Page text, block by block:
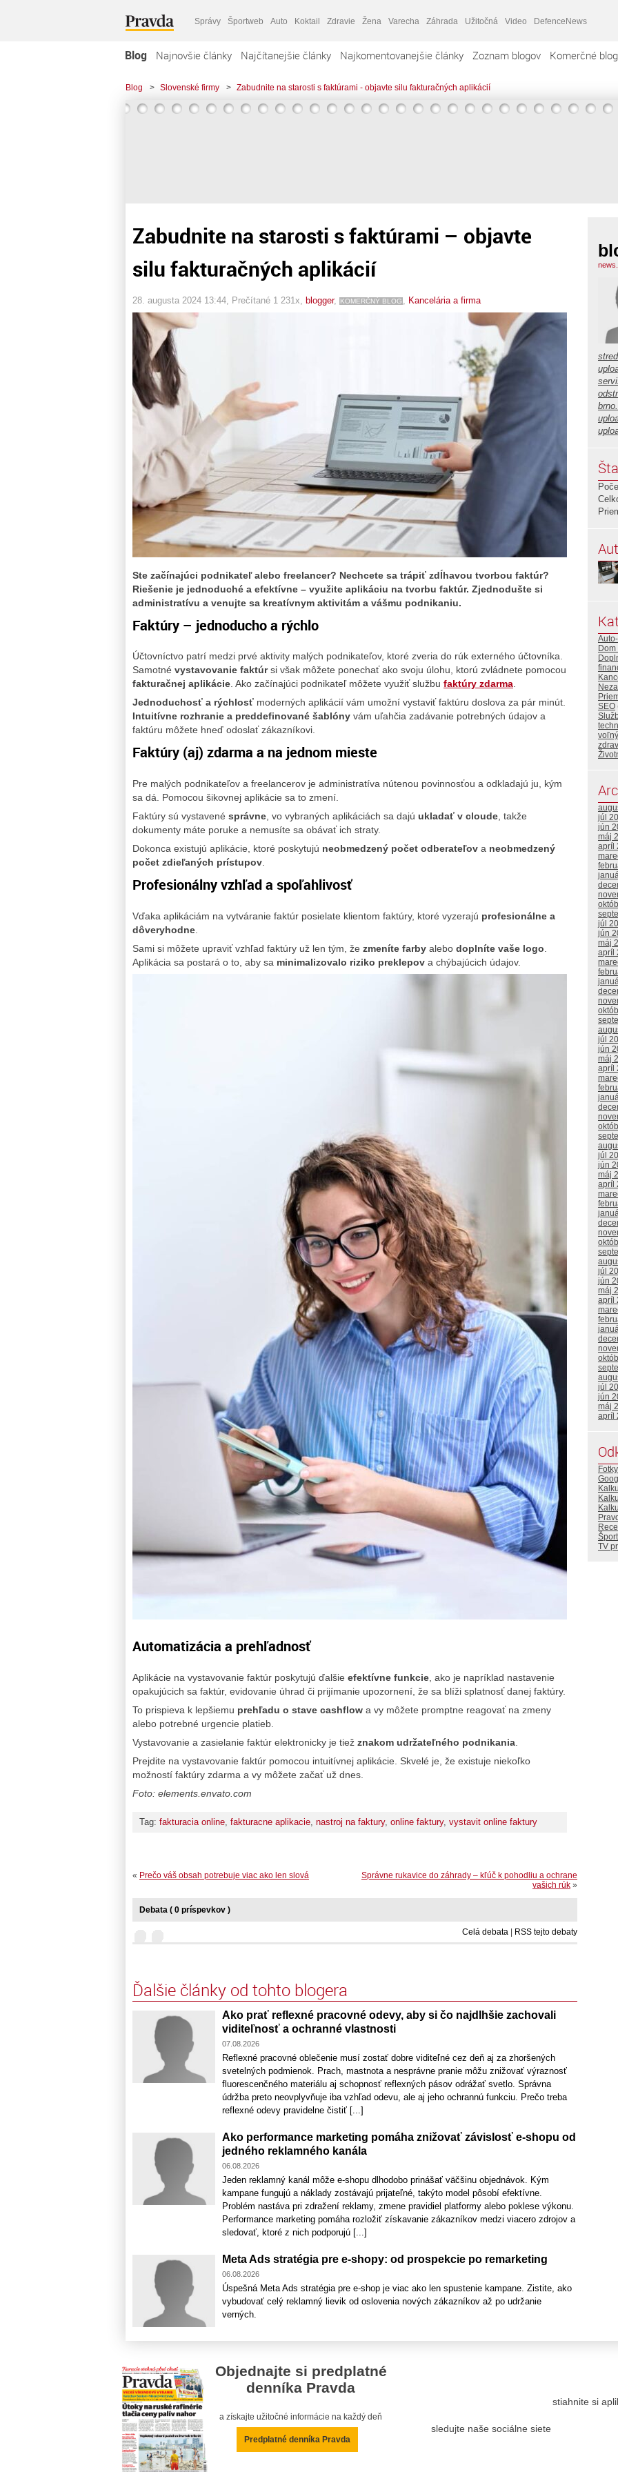
Správy Športweb Auto Koktail Zdravie Žena Varecha Záhrada Užitočná Video DefenceNews
Blog Najnovšie články Najčítanejšie články Najkomentovanejšie články Zoznam blogov Komerčné
Blog > Slovenské firmy > Zabudnite na starosti s faktúrami - objavte silu fakturačných aplikácií
Zabudnite na starosti s faktúrami – objavte
silu fakturačných aplikácií
28. augusta 2024 13:44 , Prečítané 1 231x, blogger, KOMERČNÝ BLOG Kancelária a firma
Ste začínajúci podnikateľ alebo freelancer? Nechcete sa trápiť zdĺhavou tvorbou faktúr?
Riešenie je jednoduché a efektívne – využite aplikáciu na tvorbu faktúr. Zjednodušte si
administratívu a venujte sa kreatívnym aktivitám a vášmu podnikaniu.
Faktúry – jednoducho a rýchlo
Účtovníctvo patrí medzi prvé aktivity malých podnikateľov, ktoré zveria do rúk externého účtovníka.
Samotné vystavovanie faktúrsi však môžete ponechať ako svoju úlohu, ktorú zvládnete pomocou
fakturačnej aplikácie . Ako začínajúci podnikateľ môžete využiť službu faktúry zdarma
Jednoduchosť a rýchlosť moderných aplikácií vám umožní vystaviť faktúru doslova za pár minút.
Intuitívne rozhranie a preddefinované šablóny vám uľahčia zadávanie potrebných údajov a
faktúru môžete hneď odoslať zákazníkovi.
Faktúry (aj) zdarma a na jednom mieste
Pre malých podnikateľov a freelancerov je administratíva nútenou povinnosťou a odkladajú ju, kým
sa dá. Pomocou šikovnej aplikácie sa to zmení.
Faktúry sú vystavené správne , vo vybraných aplikáciách sa dajú ukladať v cloude , takže
dokumenty máte poruke a nemusíte sa obávať ich straty.
Dokonca existujú aplikácie, ktoré poskytujú neobmedzený počet odberateľov a neobmedzený
počet zdieľaných prístupov.
Profesionálny vzhľad a spoľahlivosť
Vďaka aplikáciám na vytváranie faktúr posielate klientom faktúry, ktoré vyzerajú profesionálne a
dôveryhodne
Sami si môžete upraviť vzhľad faktúry už len tým, že zmeníte farby alebo doplníte vaše logo
Aplikácia sa postará o to, aby sa minimalizovalo riziko preklepov a chýbajúcich údajov.
Automatizácia a prehľadnosť
Aplikácie na vystavovanie faktúr poskytujú ďalšie efektívne funkcie , ako je napríklad nastavenie
opakujúcich sa faktúr, evidovanie úhrad či prijímanie upozornení, že sa blíži splatnosť danej faktúry.
To prispieva k lepšiemu prehľadu o stave cashflow a vy môžete promptne reagovať na zmeny
alebo potrebné urgencie platieb.
Vystavovanie a zasielanie faktúr elektronicky je tiež znakom udržateľného podnikania
Prejdite na vystavovanie faktúr pomocou intuitívnej aplikácie. Skvelé je, že existuje niekoľko
možností faktúry zdarma a vy môžete začať už dnes.
Foto: elements.envato.com
Tag: fakturacia online, fakturacne aplikacie, nastroj na faktury, online faktury, vystavit online faktury
Správne rukavice do záhrady – kľúč k pohodliu a ochrane
vašich rúk »
« Prečo váš obsah potrebuje viac ako len slová
Debata ( 0 príspevkov )
Celá debata RSS tejto debaty
Ďalšie články od tohto blogera
Ako prať reflexné pracovné odevy, aby si čo najdlhšie zachovali
viditeľnosť a ochranné vlastnosti
07.08.2026
Reflexné pracovné oblečenie musí zostať dobre viditeľné cez deň aj za zhoršených
svetelných podmienok. Prach, mastnota a nesprávne pranie môžu znižovať výraznosť
fluorescenčného materiálu aj schopnosť reflexných pásov odrážať svetlo. Správna
údržba preto neovplyvňuje iba vzhľad odevu, ale aj jeho ochrannú funkciu. Prečo treba
reflexné odevy pravidelne čistiť [...]
Ako performance marketing pomáha znižovať závislosť e-shopu od
jedného reklamného kanála
06.08.2026
Jeden reklamný kanál môže e-shopu dlhodobo prinášať väčšinu objednávok. Kým
kampane fungujú a náklady zostávajú prijateľné, takýto model pôsobí efektívne.
Problém nastáva pri zdražení reklamy, zmene pravidiel platformy alebo poklese výkonu.
Performance marketing pomáha rozložiť získavanie zákazníkov medzi viacero zdrojov a
sledovať, ktoré z nich podporujú [...]
Meta Ads stratégia pre e-shopy: od prospekcie po remarketing
06.08.2026
Úspešná Meta Ads stratégia pre e-shop je viac ako len spustenie kampane. Zistite, ako
vybudovať celý reklamný lievik od oslovenia nových zákazníkov až po udržanie
verných.
SEO
júl
jún
máj
apríl
júl
jún
máj
apríl
júl
jún
máj
apríl
júl
jún
máj
apríl
júl
jún
máj
apríl
júl
jún
máj
apríl
Fotky
Šport
TV
Objednajte si predplatné
denníka Pravda
a získajte užitočné informácie na každý deň
Predplatné denníka Pravda
sledujte naše sociálne siete
stiahnite si